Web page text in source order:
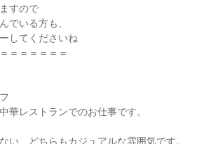
すので
でいる方も、
してくださいね
＝＝＝＝＝＝
華レストランでのお仕事です。
い、どちらもカジュアルな雰囲気です。